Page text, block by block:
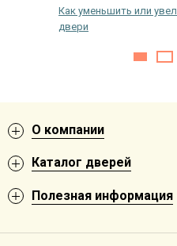
Как уменьшить или
двери
О компании
Каталог дверей
Полезная информация